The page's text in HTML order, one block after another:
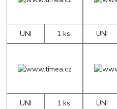
UNI 1 ks UNI
UNI 1 ks UNI